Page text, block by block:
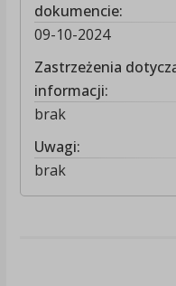
dokumencie:
09-10-2024
Zastrzeżenia
informacji:
brak
Uwagi:
brak